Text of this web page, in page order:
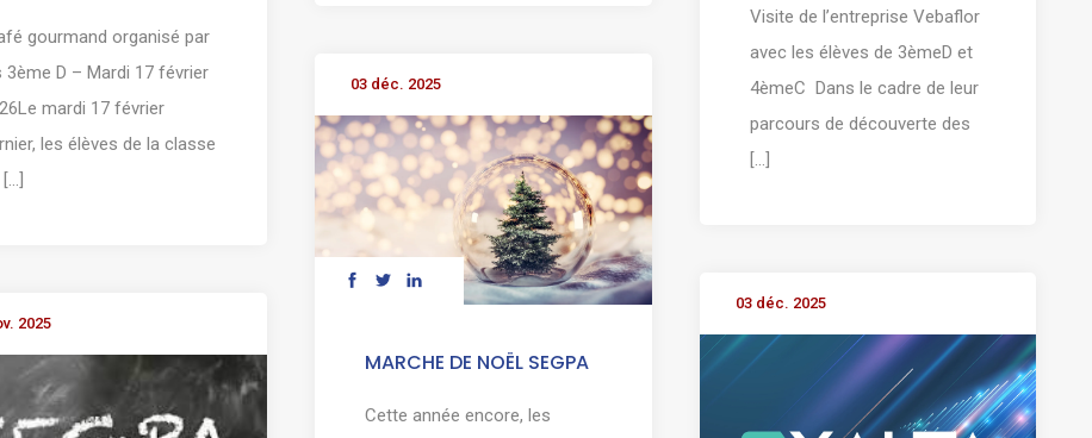
gourmand organisé par
3ème D – Mardi 17 février
mardi 17 février
les élèves de la classe
Visite de l’entreprise Vebaflor
avec les élèves de 3èmeD et
4èmeC Dans le cadre de leur
parcours de découverte des
[...]
03 déc. 2025
MARCHE DE NOËL SEGPA
Cette année encore, les
03 déc. 2025
2025